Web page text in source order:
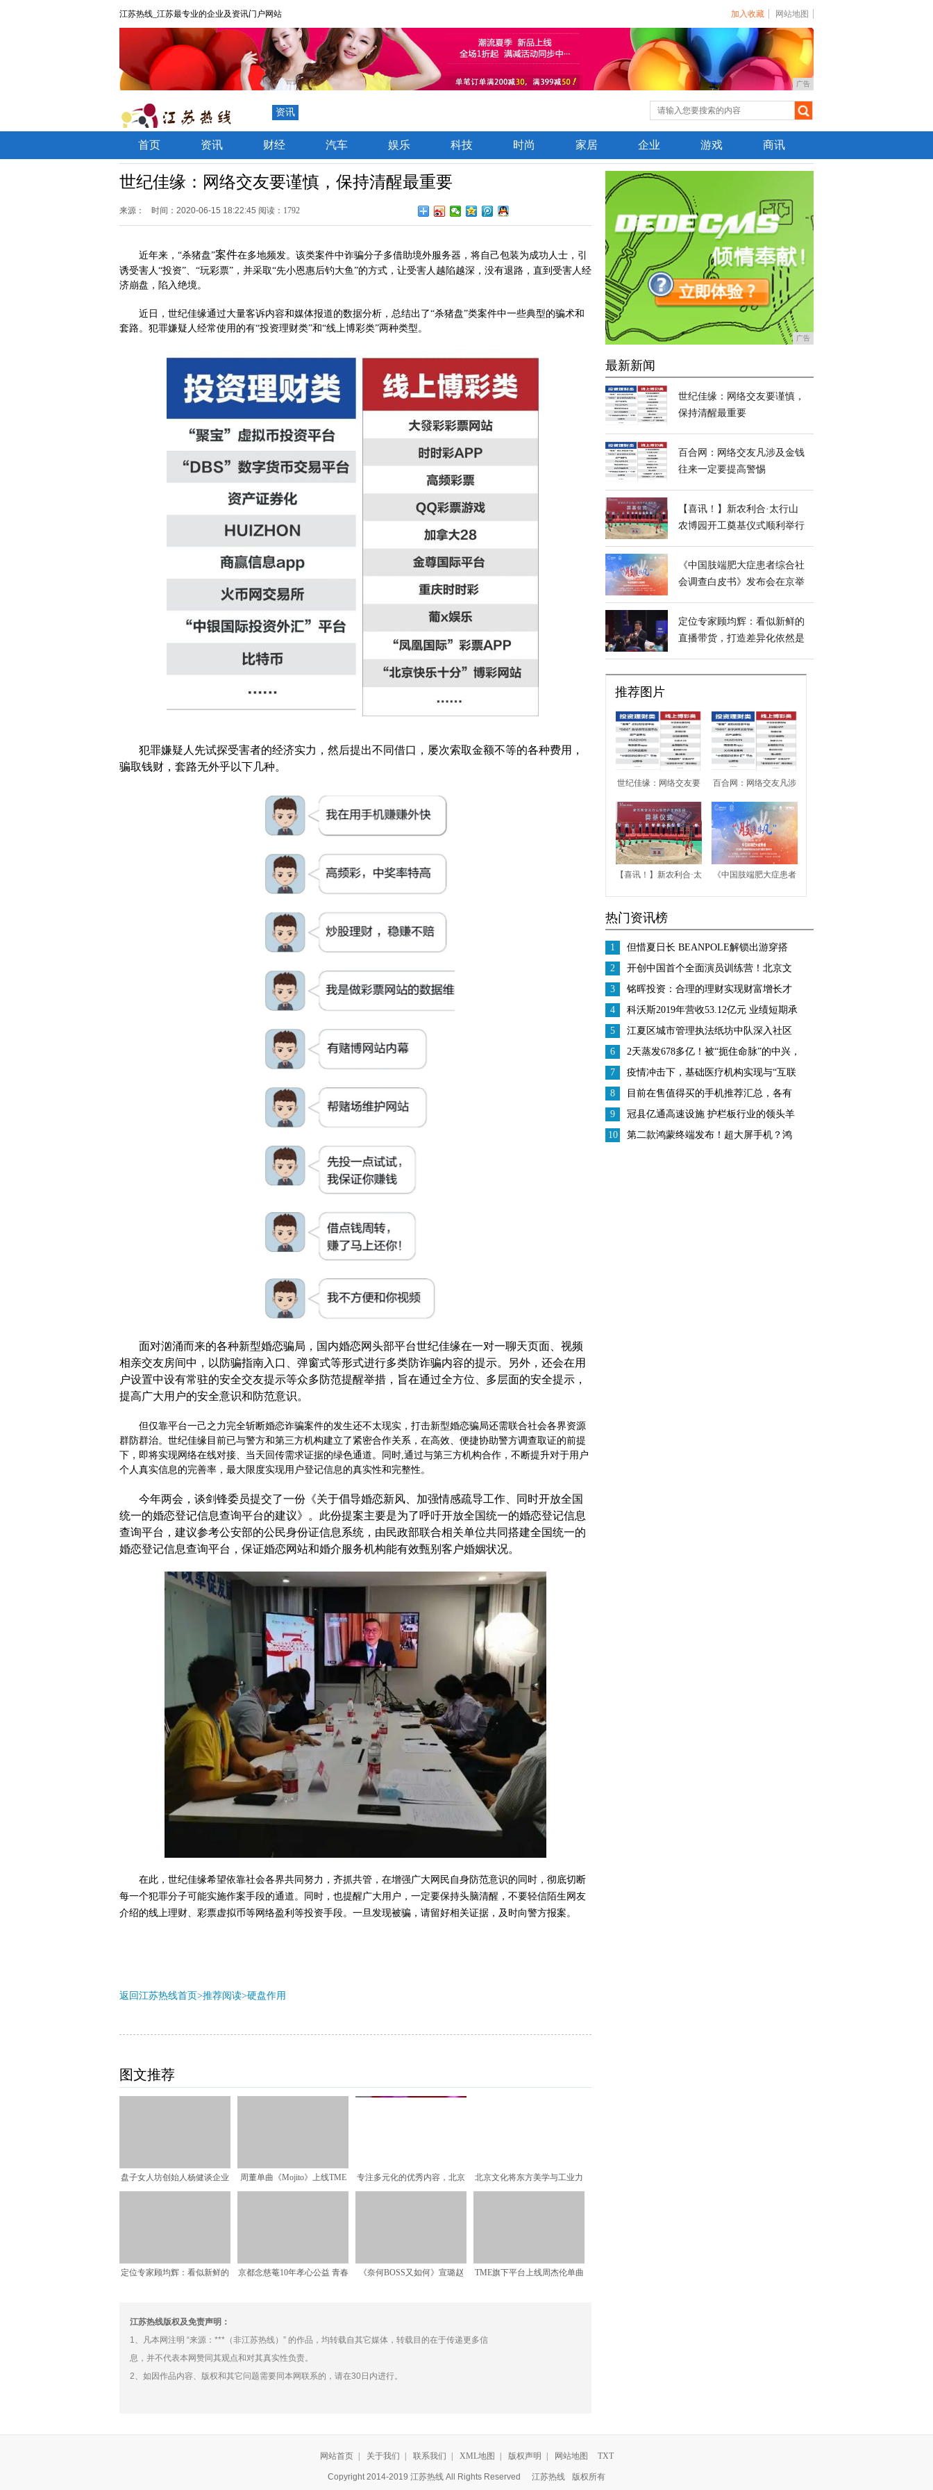
江苏热线_江苏最专业的企业及资讯门户网站 加入收藏 网站地图
广告
资讯
首页 资讯 财经 汽车 娱乐 科技 时尚 家居 企业 游戏 商讯
世纪佳缘：网络交友要谨慎，保持清醒最重要
来源： 时间：2020-06-15 18:22:45 阅读：1792
近年来， “杀猪盘”案件在多地频发。该类案件中诈骗分子多借助境外服务器，将自己包装为成功人士，引
诱受害人“投资”、“玩彩票”，并采取“先小恩惠后钓大鱼”的方式，让受害人越陷越深，没有退路，直到受害人经
济崩盘，陷入绝境。
近日 ， 世纪佳缘通过大量客诉内容和媒体报道的数据分析，总结出了“杀猪盘”类案件中一些典型的骗术和
套路。犯罪嫌疑人经常使用的有“投资理财类”和“线上博彩类”两种类型。
犯罪嫌疑人先试探受害者的经济实力，然后提出不同借口，屡次索取金额不等的各种费用，
骗取钱财，套路无外乎以下几种。
面对汹涌而来的各种新型婚恋骗局，国内婚恋网头部平台世纪佳缘在一对一聊天页面、视频
相亲交友房间中，以防骗指南入口、弹窗式等形式进行多类防诈骗内容的提示。另外，还会在用
户设置中设有常驻的安全交友提示等众多防范提醒举措，旨在通过全方位、多层面的安全提示，
提高广大用户的安全意识和防范意识。
但仅靠平台一己之力完全斩断婚恋诈骗案件的发生还不太现实 ， 打击新型婚恋骗局还需联合社会各界资源
群防群治。 世纪佳缘目前已与警方和第三方机构建立了紧密合作关系，在高效、便捷协助警方调查取证的前提
下，即将实现网络在线对接、当天回传需求证据的绿色通道。同时,通过与第三方机构合作，不断提升对于用户
个人真实信息的完善率，最大限度实现用户登记信息的真实性和完整性。
今年两会， 谈剑锋委员提交了一份《关于倡导婚恋新风、加强情感疏导工作、同时开放全国
统一的婚恋登记信息查询平台的建议》 。 此份提案主要是为了呼吁开放全国统一的婚恋登记信息
查询平台，建议参考公安部的公民身份证信息系统，由民政部联合相关单位共同搭建全国统一的
婚恋登记信息查询平台，保证婚恋网站和婚介服务机构能有效甄别客户婚姻状况。
在此 ，世纪佳缘希望依靠社会各界共同努力，齐抓共管，在增强广大网民自身防范意识的同时，彻底切断
每一个犯罪分子可能实施作案手段的通道。
同时 ， 也提醒广大用户 ，一定要保持头脑清醒，不要轻信陌生网友
介绍的线上理财、彩票虚拟币等网络盈利等投资手段。 一旦发现被骗，请留好相关证据，及时向警方报案。
返回江苏热线首页>推荐阅读>硬盘作用
图文推荐
盘子女人坊创始人杨健谈企业
周董单曲《Mojito》上线TME
专注多元化的优秀内容，北京
北京文化将东方美学与工业力
定位专家顾均辉：看似新鲜的
京都念慈菴10年孝心公益 青春
《奈何BOSS又如何》宣璐赵
TME旗下平台上线周杰伦单曲
江苏热线版权及免责声明：
1、凡本网注明 “来源：***（非江苏热线）” 的作品，均转载自其它媒体，转载目的在于传递更多信
息，并不代表本网赞同其观点和对其真实性负责。
2、如因作品内容、版权和其它问题需要同本网联系的，请在30日内进行。
广告
最新新闻
世纪佳缘：网络交友要谨慎，
保持清醒最重要
百合网：网络交友凡涉及金钱
往来一定要提高警惕
【喜讯！】新农利合·太行山
农博园开工奠基仪式顺利举行
《中国肢端肥大症患者综合社
会调查白皮书》发布会在京举
定位专家顾均辉：看似新鲜的
直播带货，打造差异化依然是
推荐图片
世纪佳缘：网络交友要
谨慎，保持清醒最重要
百合网：网络交友凡涉
及金钱往来一定要提高
警惕
【喜讯！】新农利合·太
式顺利举行
《中国肢端肥大症患者
热门资讯榜
1
但惜夏日长 BEANPOLE解锁出游穿搭
2
开创中国首个全面演员训练营！北京文
化或将再发爆款！
3
铭晖投资：合理的理财实现财富增长才
是王道
4
科沃斯2019年营收53.12亿元 业绩短期承
压 战略调整成效显著
5
江夏区城市管理执法纸坊中队深入社区
开展五四青年节宣传活动
6
2天蒸发678多亿！被“扼住命脉”的中兴，
还能再次崛起吗？
7
疫情冲击下，基础医疗机构实现与“互联
网+医疗”平台相结合
8
目前在售值得买的手机推荐汇总，各有
特色不比iPhone差
9
冠县亿通高速设施 护栏板行业的领头羊
10
第二款鸿蒙终端发布！超大屏手机？鸿
网站首页 关于我们 联系我们 XML地图 版权声明 网站地图 TXT
Copyright 2014-2019 江苏热线 All Rights Reserved 江苏热线 版权所有